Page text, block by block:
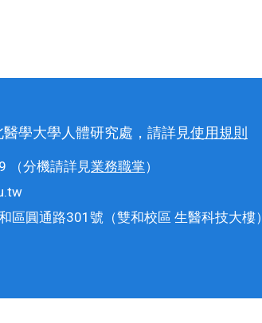
學大學人體研究處，請詳見使用規則
（分機請詳見業務職掌）
區圓通路301號 （雙和校區 生醫科技大樓）